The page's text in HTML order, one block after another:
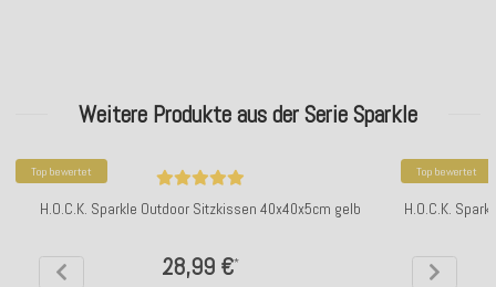
Weitere Produkte aus der Serie Sparkle
Top bewertet
H.O.C.K. Sparkle Outdoor Sitzkissen 40x40x5cm gelb
28,99 €*
Top bewertet
H.O.C.K.